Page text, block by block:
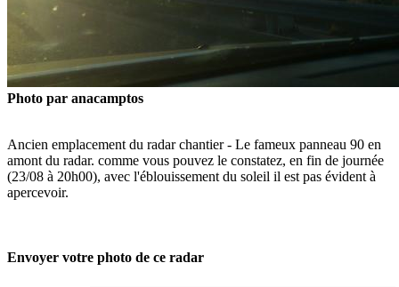
Photo par anacamptos
Ancien emplacement du radar chantier - Le fameux panneau 90 en
amont du radar. comme vous pouvez le constatez, en fin de journée
(23/08 à 20h00), avec l'éblouissement du soleil il est pas évident à
apercevoir.
Envoyer votre photo de ce radar